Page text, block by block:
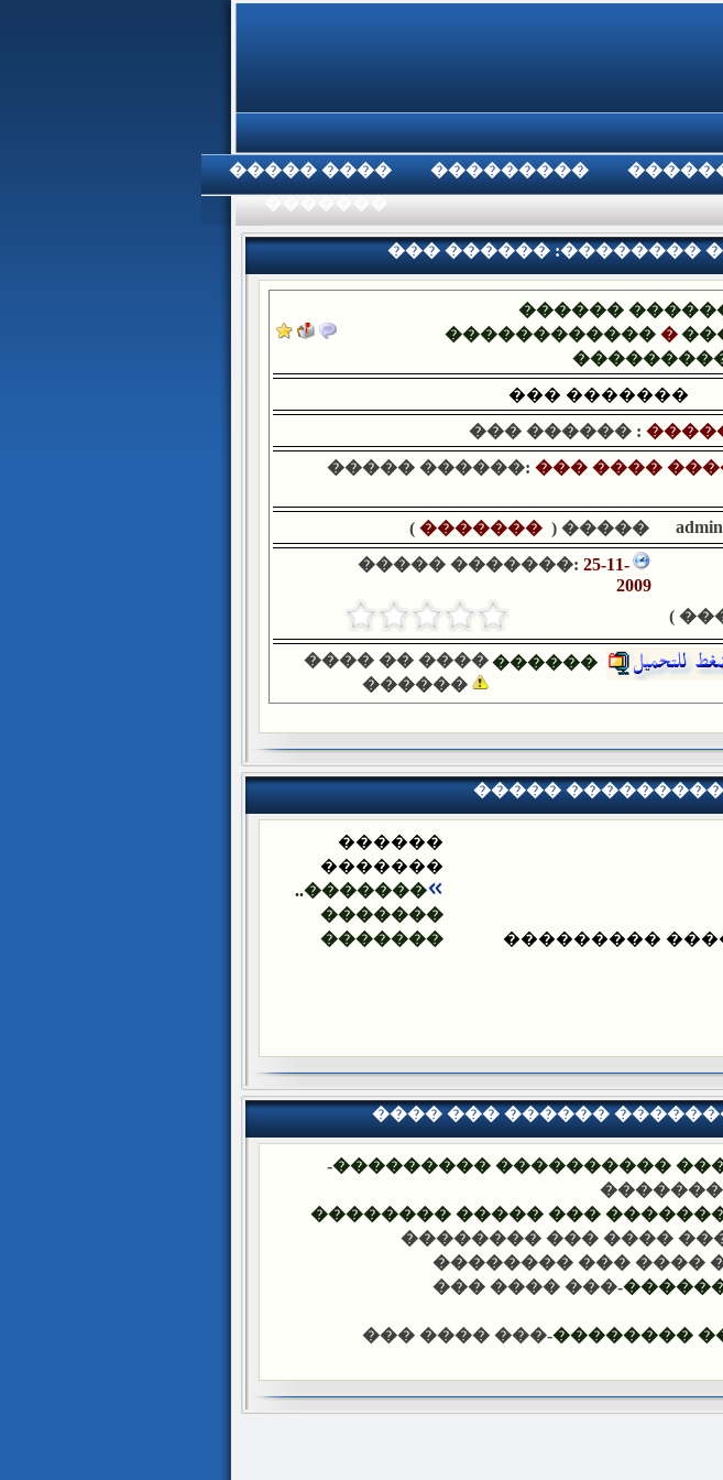
���� ����� ���������
��� ������ :��������
������
�������������
��� �������
��� ������ :
����� ������: ��� ����
admin
����� (
�������
)
����� �������: 25-11-
2009
���
���� �� ����
������
������
����� ���������
�����
������
�������
�������..
�������
�������
���� ��� ������
�������� �� ���
-
���
���� ����� �������� ���
-��� ���� ���
-��� ���� ���
�����
-��� ���� ���
������
-��� ���� ���